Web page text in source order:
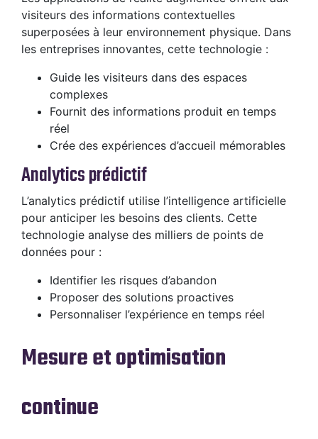
visiteurs des informations contextuelles
superposées à leur environnement physique. Dans
les entreprises innovantes, cette technologie :
Guide les visiteurs dans des espaces
complexes
Fournit des informations produit en temps
réel
Crée des expériences d’accueil mémorables
Analytics prédictif
L’analytics prédictif utilise l’intelligence artificielle
pour anticiper les besoins des clients. Cette
technologie analyse des milliers de points de
données pour :
Identifier les risques d’abandon
Proposer des solutions proactives
Personnaliser l’expérience en temps réel
Mesure et optimisation
continue